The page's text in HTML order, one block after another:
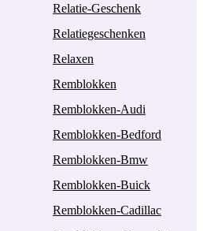
Relatie-Geschenk
Relatiegeschenken
Relaxen
Remblokken
Remblokken-Audi
Remblokken-Bedford
Remblokken-Bmw
Remblokken-Buick
Remblokken-Cadillac